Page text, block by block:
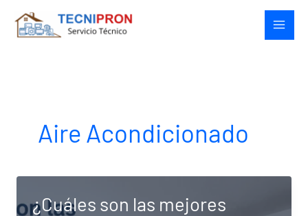
contenido
Aire Acondicionado
¿Cuáles son las mejores